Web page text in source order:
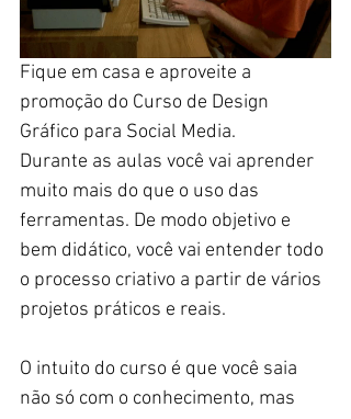
Fique em casa e aproveite a
promoção do Curso de Design
Gráfico para Social Media.
Durante as aulas você vai aprender
muito mais do que o uso das
ferramentas. De modo objetivo e
bem didático, você vai entender todo
o processo criativo a partir de vários
projetos práticos e reais.
O intuito do curso é que você saia
não só com o conhecimento, mas